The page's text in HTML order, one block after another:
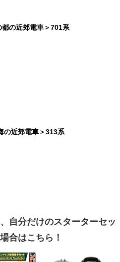
の近郊電車＞701系
の近郊電車＞313系
自分だけのスターターセッ
合はこちら！